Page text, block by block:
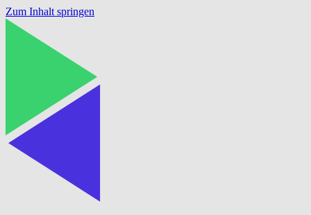
Zum Inhalt springen